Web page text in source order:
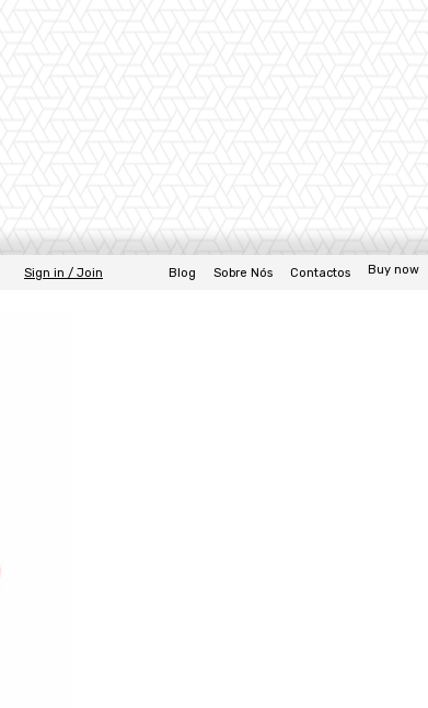
Sign in / Join Blog Sobre Nós Contactos Buy now